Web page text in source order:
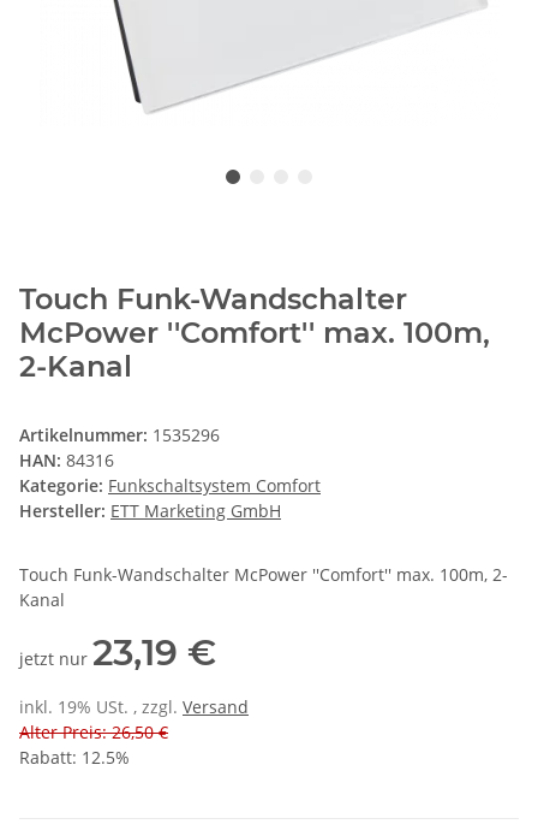
Touch Funk-Wandschalter
McPower ''Comfort'' max. 100m,
2-Kanal
Artikelnummer: 1535296
HAN: 84316
Kategorie: Funkschaltsystem Comfort
Hersteller: ETT Marketing GmbH
Touch Funk-Wandschalter McPower ''Comfort'' max. 100m, 2-
Kanal
jetzt nur 23,19 €
inkl. 19% USt. , zzgl. Versand
Alter Preis: 26,50 €
Rabatt: 12.5%